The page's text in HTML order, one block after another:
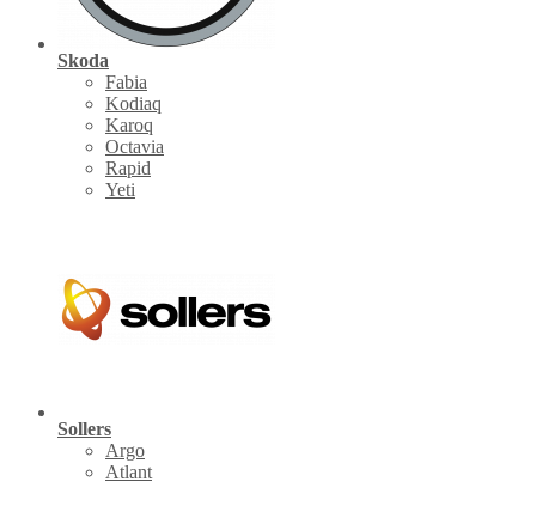
Skoda
Fabia
Kodiaq
Karoq
Octavia
Rapid
Yeti
Sollers
Argo
Atlant